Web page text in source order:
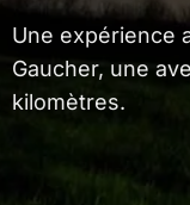
Une expérience
Gaucher, une
kilomètres.